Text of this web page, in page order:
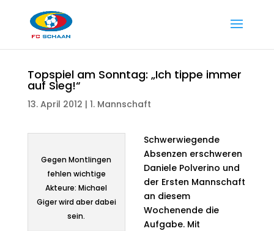
Topspiel am Sonntag: „Ich tippe immer
auf Sieg!“
13. April 2012 | 1. Mannschaft
Gegen Montlingen
fehlen wichtige
Akteure: Michael
Giger wird aber dabei
sein.
Schwerwiegende
Absenzen erschweren
Daniele Polverino und
der Ersten Mannschaft
an diesem
Wochenende die
Aufgabe. Mit